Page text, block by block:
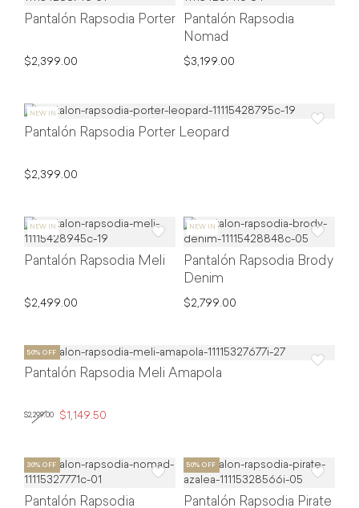
Pantalón Rapsodia Porter
$2,399.00
Pantalón Rapsodia
Nomad
$3,199.00
Pantalón Rapsodia Porter Leopard
$2,399.00
Pantalón Rapsodia Meli
$2,499.00
Pantalón Rapsodia Brody
Denim
$2,799.00
Pantalón Rapsodia Meli Amapola
$2,299.00 $1,149.50
Pantalón Rapsodia
Pantalón Rapsodia Pirate